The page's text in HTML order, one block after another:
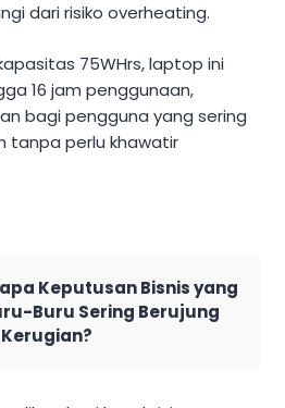
dari risiko overheating.
75WHrs, laptop ini
16 jam penggunaan,
bagi pengguna yang sering
tanpa perlu khawatir
Keputusan Bisnis yang
Buru Sering Berujung